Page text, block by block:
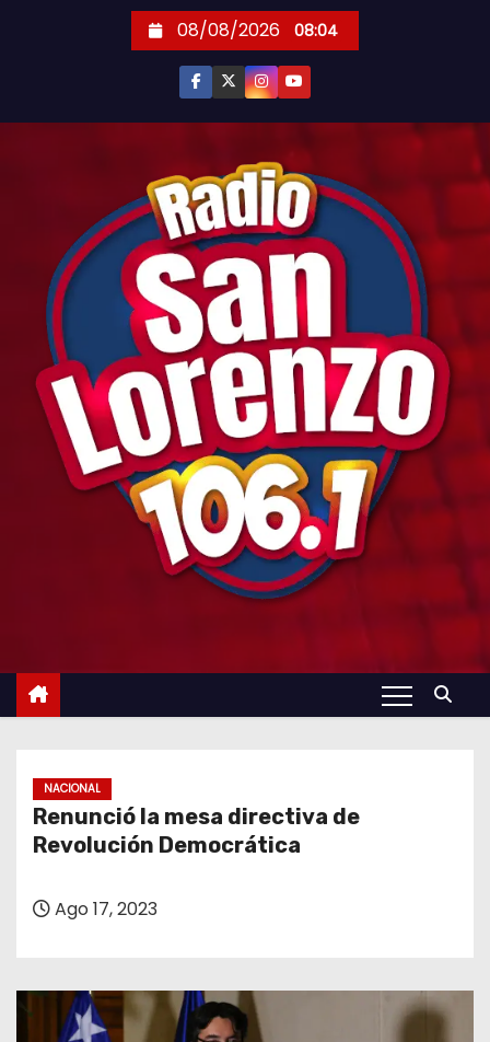
08/08/2026 08:04
NACIONAL
Renunció la mesa directiva de
Revolución Democrática
Ago 17, 2023